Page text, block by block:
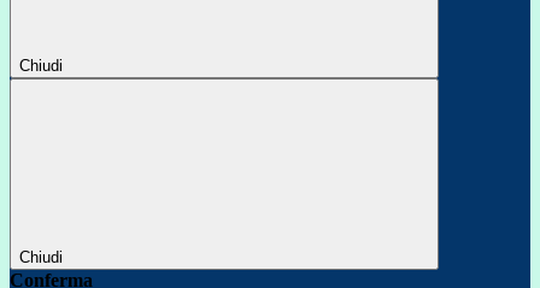
Chiudi
Chiudi
Conferma